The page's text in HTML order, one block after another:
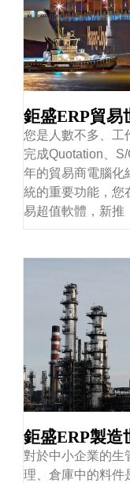
鉅盛ERP貿易
您是人數不多、工
完成Quotation、
年的貿易商電腦化
統的重要功能，您
易超值軟體，新推
鉅盛ERP製造
對於中小企業的生
理、倉庫中的料件